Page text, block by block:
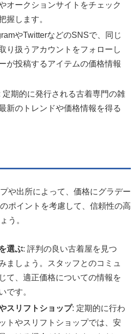
オークションサイトをチェック
握します。
やTwitterなどのSNSで、同じ
り扱うアカウントをフォローし
が投稿するアイテムの価格情報
定期的に発行される古着専門の雑
新のトレンドや価格情報を得る
や出所によって、価格にグラデー
ポイントを考慮して、信頼性の高
う。
選ぶ: 評判の良い古着屋を見つ
ましょう。スタッフとのコミュ
て、適正価格についての情報を
です。
スリフトショップ: 定期的に行わ
トやスリフトショップでは、安